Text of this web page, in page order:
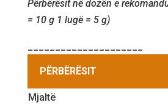
Përbërësit në dozën e
= 10 g 1 lugë = 5 g)
PËRBËRËSIT
Mjaltë